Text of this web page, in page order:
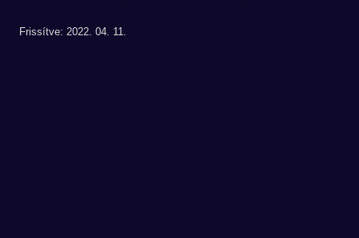
Frissítve: 2022. 04. 11.